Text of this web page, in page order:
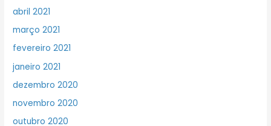
abril 2021
março 2021
fevereiro 2021
janeiro 2021
dezembro 2020
novembro 2020
outubro 2020